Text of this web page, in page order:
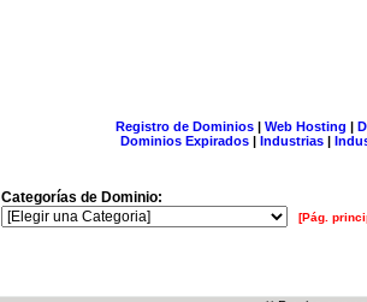
Registro de Dominios| Web Hosting |
Dominios Expirados | Industrias |
Categorías de Dominio:
[Pág.